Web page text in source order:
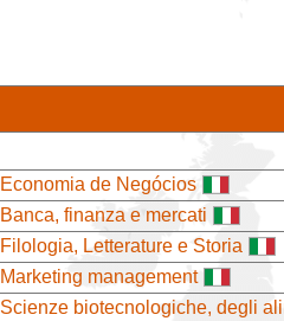
Economia de Negócios
Banca, finanza e mercati
Filologia, Letterature e Storia
Marketing management
Scienze biotecnologiche, degli